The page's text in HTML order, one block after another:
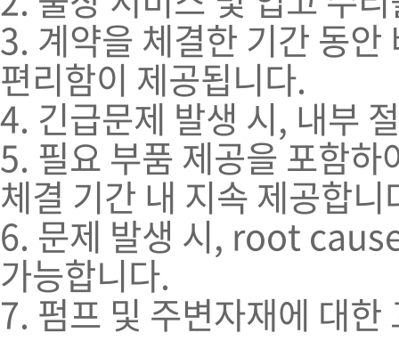
3. 계약을 체결한 기간 동
편리함이 제공됩니다.
4. 긴급문제 발생 시, 내부
5. 필요 부품 제공을 포함
체결 기간 내 지속 제공합니
6. 문제 발생 시, root
가능합니다.
7. 펌프 및 주변자재에 대